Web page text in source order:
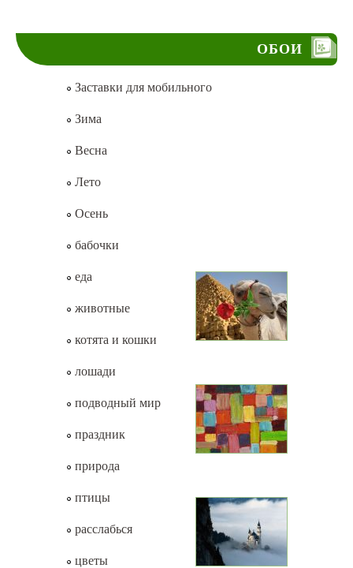
ОБОИ
Заставки для мобильного
Зима
Весна
Лето
Осень
бабочки
еда
животные
котята и кошки
лошади
подводный мир
праздник
природа
птицы
расслабься
цветы